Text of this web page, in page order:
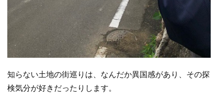
知らない土地の街巡りは、なんだか異国感があり、その探
検気分が好きだったりします。